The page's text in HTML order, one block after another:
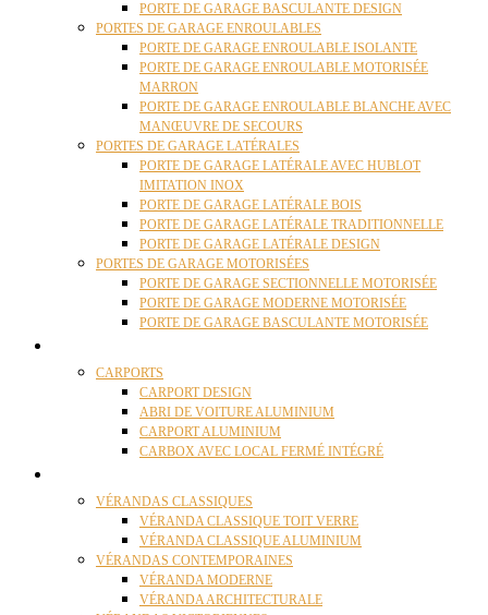
PORTE DE GARAGE BASCULANTE DESIGN
PORTES DE GARAGE ENROULABLES
PORTE DE GARAGE ENROULABLE ISOLANTE
PORTE DE GARAGE ENROULABLE MOTORISÉE
MARRON
PORTE DE GARAGE ENROULABLE BLANCHE AVEC
MANŒUVRE DE SECOURS
PORTES DE GARAGE LATÉRALES
PORTE DE GARAGE LATÉRALE AVEC HUBLOT
IMITATION INOX
PORTE DE GARAGE LATÉRALE BOIS
PORTE DE GARAGE LATÉRALE TRADITIONNELLE
PORTE DE GARAGE LATÉRALE DESIGN
PORTES DE GARAGE MOTORISÉES
PORTE DE GARAGE SECTIONNELLE MOTORISÉE
PORTE DE GARAGE MODERNE MOTORISÉE
PORTE DE GARAGE BASCULANTE MOTORISÉE
CARPORTS
CARPORT DESIGN
ABRI DE VOITURE ALUMINIUM
CARPORT ALUMINIUM
CARBOX AVEC LOCAL FERMÉ INTÉGRÉ
VÉRANDAS CLASSIQUES
VÉRANDA CLASSIQUE TOIT VERRE
VÉRANDA CLASSIQUE ALUMINIUM
VÉRANDAS CONTEMPORAINES
VÉRANDA MODERNE
VÉRANDA ARCHITECTURALE